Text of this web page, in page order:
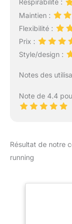
Respirabilité :
Maintien :
Flexibilité :
Prix :
Style/design :
Notes des
Note de 4.4
Résultat de notre
running